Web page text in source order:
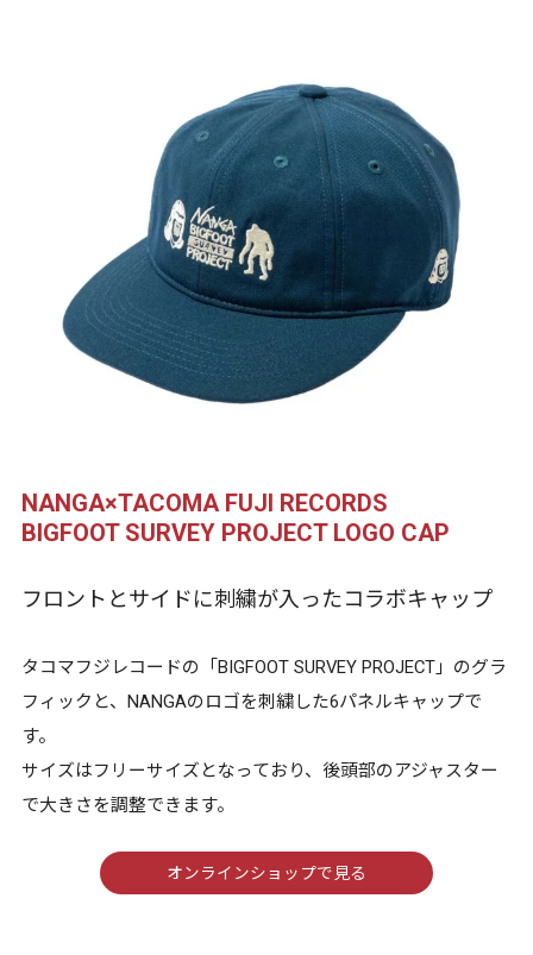
NANGA×TACOMA FUJI RECORDS
BIGFOOT SURVEY PROJECT LOGO CAP
フロントとサイドに刺繍が入ったコラボキャップ
タコマフジレコードの「BIGFOOT SURVEY PROJECT」のグラ
フィックと、NANGAのロゴを刺繍した6パネルキャップで
す。
サイズはフリーサイズとなっており、後頭部のアジャスター
で大きさを調整できます。
オンラインショップで見る